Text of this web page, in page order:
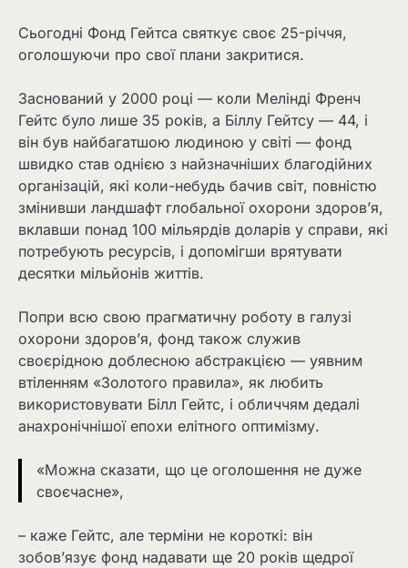
Сьогодні Фонд Гейтса святкує своє 25-річчя,
оголошуючи про свої плани закритися.
Заснований у 2000 році — коли Мелінді Френч
Гейтс було лише 35 років, а Біллу Гейтсу — 44, і
він був найбагатшою людиною у світі — фонд
швидко став однією з найзначніших благодійних
організацій, які коли-небудь бачив світ, повністю
змінивши ландшафт глобальної охорони здоров’я,
вклавши понад 100 мільярдів доларів у справи, які
потребують ресурсів, і допомігши врятувати
десятки мільйонів життів.
Попри всю свою прагматичну роботу в галузі
охорони здоров’я, фонд також служив
своєрідною доблесною абстракцією — уявним
втіленням «Золотого правила», як любить
використовувати Білл Гейтс, і обличчям дедалі
анахронічнішої епохи елітного оптимізму.
«Можна сказати, що це оголошення не дуже
своєчасне»,
– каже Гейтс, але терміни не короткі: він
зобов’язує фонд надавати ще 20 років щедрої